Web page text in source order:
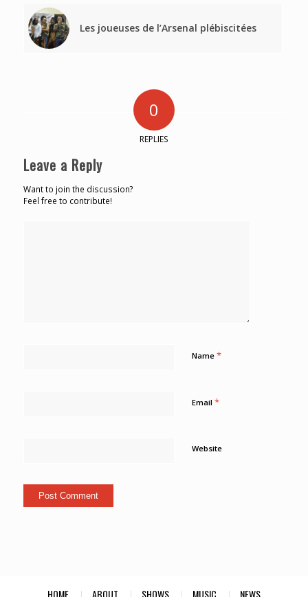
Les joueuses de l’Arsenal plébiscitées
0
REPLIES
Leave a Reply
Want to join the discussion?
Feel free to contribute!
Name *
Email *
Website
HOME ABOUT SHOWS MUSIC NEWS